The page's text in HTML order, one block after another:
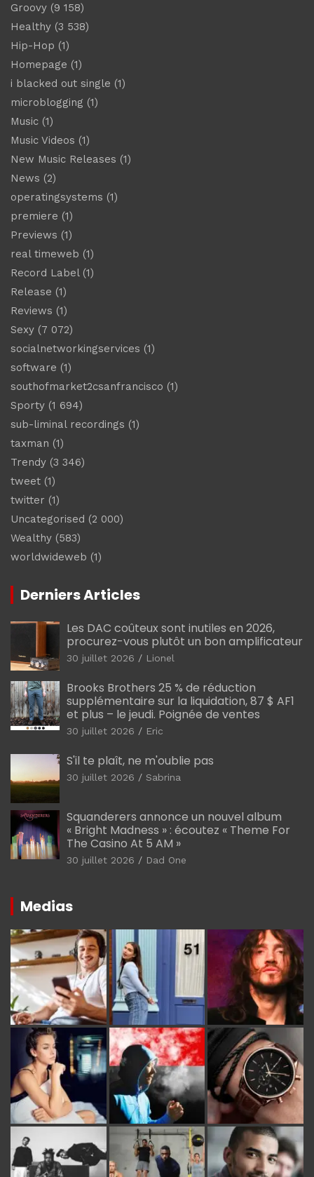
Groovy (9 158)
Healthy (3 538)
Hip-Hop (1)
Homepage (1)
i blacked out single (1)
microblogging (1)
Music (1)
Music Videos (1)
New Music Releases (1)
News (2)
operatingsystems (1)
premiere (1)
Previews (1)
real timeweb (1)
Record Label(1)
Release (1)
Reviews (1)
Sexy (7 072)
socialnetworkingservices (1)
software (1)
southofmarket2csanfrancisco (1)
Sporty (1 694)
sub-liminal recordings (1)
taxman (1)
Trendy (3 346)
tweet (1)
twitter (1)
Uncategorised (2 000)
Wealthy (583)
worldwideweb (1)
Derniers Articles
Les DAC coûteux sont inutiles en 2026,
procurez-vous plutôt un bon amplificateur
30 juillet 2026 Lionel
Brooks Brothers 25 % de réduction
supplémentaire sur la liquidation, 87 $ AF1
et plus – le jeudi. Poignée de ventes
30 juillet 2026 Eric
S'il te plaît, ne m'oublie pas
30 juillet 2026 Sabrina
Squanderers annonce un nouvel album
« Bright Madness » : écoutez « Theme For
The Casino At 5 AM »
30 juillet 2026 Dad One
Medias